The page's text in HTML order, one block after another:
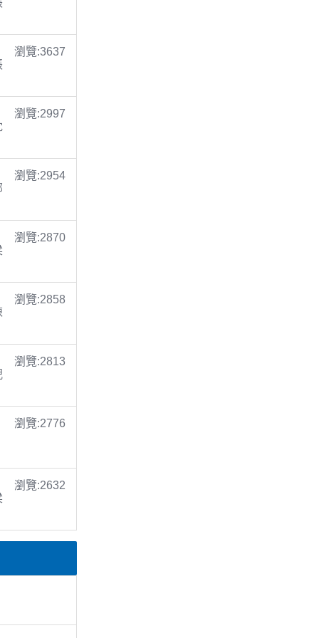
瀏覽:3637
瀏覽:2997
瀏覽:2954
瀏覽:2870
瀏覽:2858
瀏覽:2813
瀏覽:2776
瀏覽:2632